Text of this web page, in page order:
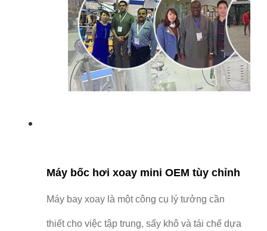
Máy bốc hơi xoay mini OEM tùy chỉnh
Máy bay xoay là một công cụ lý tưởng cần
thiết cho việc tập trung, sấy khô và tái chế dựa